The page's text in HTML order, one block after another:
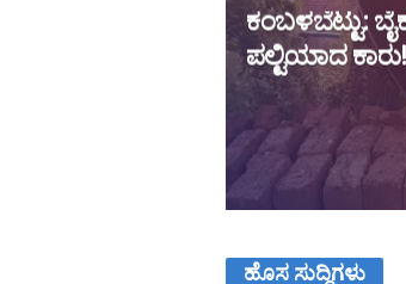
ಕಂಬಳಬೆಟ್ಟು:
ಪಲ್ಟಿಯಾದ ಕಾರು!